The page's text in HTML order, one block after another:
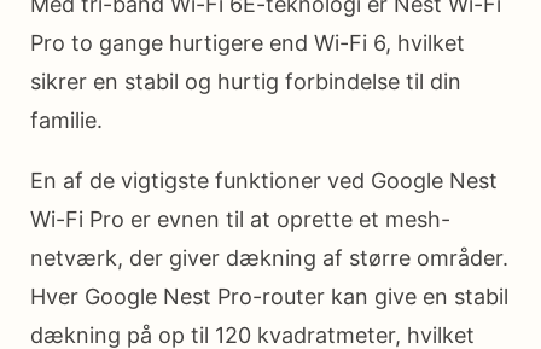
Pro to gange hurtigere end Wi-Fi 6, hvilket
sikrer en stabil og hurtig forbindelse til din
familie.
En af de vigtigste funktioner ved Google Nest
Wi-Fi Pro er evnen til at oprette et mesh-
netværk, der giver dækning af større områder.
Hver Google Nest Pro-router kan give en stabil
dækning på op til 120 kvadratmeter, hvilket